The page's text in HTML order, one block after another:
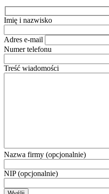
Imię i nazwisko
Adres e-mail
Numer telefonu
Treść wiadomości
Nazwa firmy (opcjonalnie)
NIP (opcjonalnie)